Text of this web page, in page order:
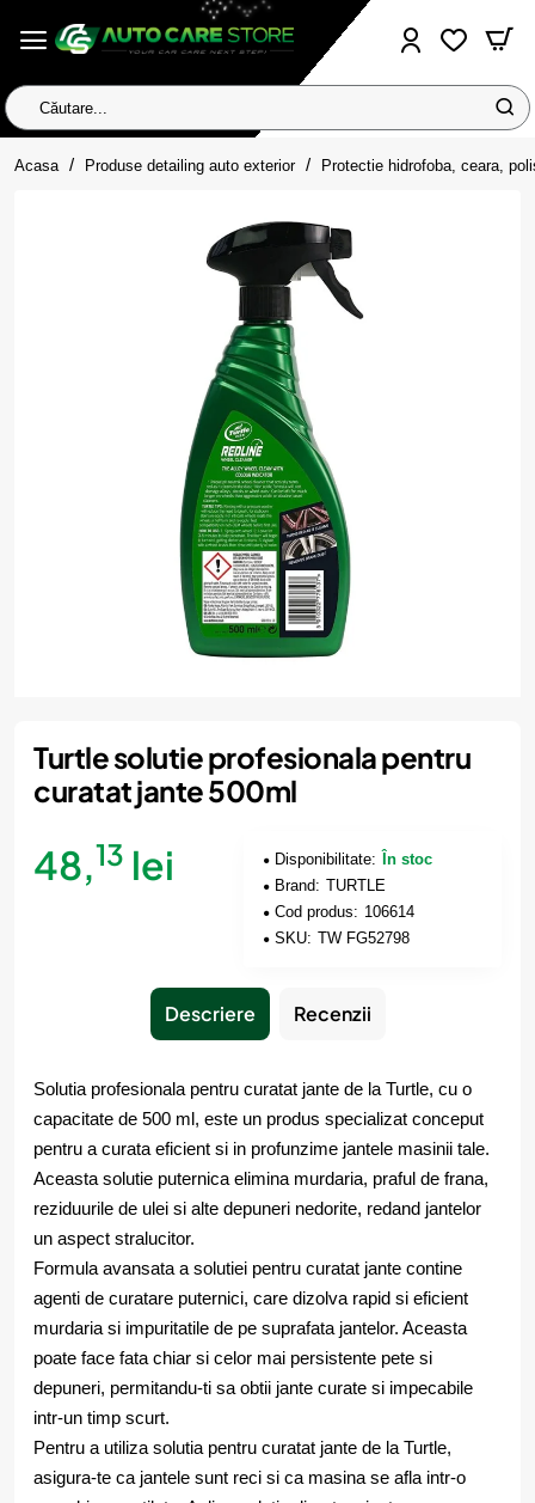
Căutare...
Acasa homeProduse detailing auto exterior Protectie hidrofoba, ceara,
Turtle solutie profesionala pentru
curatat jante 500ml
48,13 lei Disponibilitate:
În stoc
Brand: TURTLE
Cod produs: 106614
SKU: TW FG52798
Descriere Recenzii
Solutia profesionala pentru curatat jante de la Turtle, cu o
capacitate de 500 ml, este un produs specializat conceput
pentru a curata eficient si in profunzime jantele masinii tale.
Aceasta solutie puternica elimina murdaria, praful de frana,
reziduurile de ulei si alte depuneri nedorite, redand jantelor
un aspect stralucitor.
Formula avansata a solutiei pentru curatat jante contine
agenti de curatare puternici, care dizolva rapid si eficient
murdaria si impuritatile de pe suprafata jantelor. Aceasta
poate face fata chiar si celor mai persistente pete si
depuneri, permitandu-ti sa obtii jante curate si impecabile
intr-un timp scurt.
Pentru a utiliza solutia pentru curatat jante de la Turtle,
asigura-te ca jantele sunt reci si ca masina se afla intr-o